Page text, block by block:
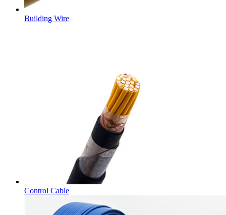
Building Wire
Control Cable